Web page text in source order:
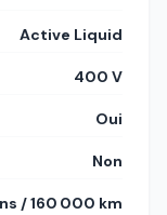
Active Liquid
400 V
Oui
Non
/ 160 000 km